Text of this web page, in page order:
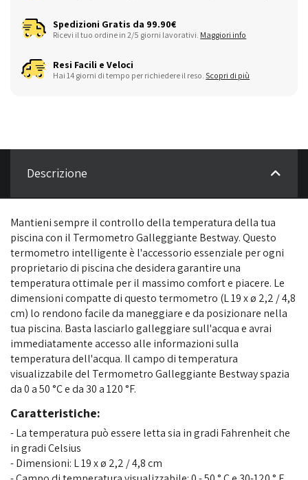
Spedizioni Gratis da 99.90€
Ricevi il tuo ordine in 2/5 giorni lavorativi. Maggiori info
Resi Facili e Veloci
Hai 14 giorni di tempo per richiedere il reso. Scopri di più
Descrizione
Mantieni sempre il controllo della temperatura della tua
piscina con il Termometro Galleggiante Bestway. Questo
termometro intelligente è l'accessorio essenziale per ogni
proprietario di piscina che desidera garantire una
temperatura ottimale per il massimo comfort e piacere. Le
dimensioni compatte di questo termometro (L 19 x ø 2,2 / 4,8
cm) lo rendono facile da maneggiare e da posizionare nella
tua piscina. Basta lasciarlo galleggiare sull'acqua e avrai
immediatamente accesso alle informazioni sulla
temperatura dell'acqua. Il campo di temperatura
visualizzabile del Termometro Galleggiante Bestway spazia
da 0 a 50 °C e da 30 a 120 °F.
Caratteristiche:
- La temperatura può essere letta sia in gradi Fahrenheit che
in gradi Celsius
- Dimensioni: L 19 x ø 2,2 / 4,8 cm